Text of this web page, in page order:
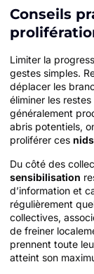
Conseils
Limiter la
gestes simples.
déplacer les
éliminer les
généralement
abris potentiels,
proliférer ces
Du côté des
sensibilisation
d’information et
régulièrement
collectives,
de freiner
prennent toute
atteint son